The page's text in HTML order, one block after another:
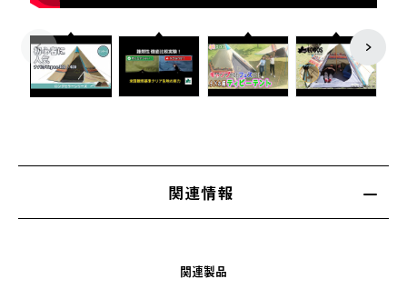
関連情報
関連製品